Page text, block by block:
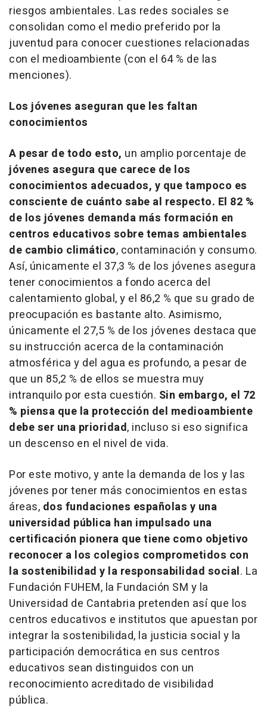
riesgos ambientales. Las redes sociales se
consolidan como el medio preferido por la
juventud para conocer cuestiones relacionadas
con el medioambiente (con el 64 % de las
menciones).
Los jóvenes aseguran que les faltan
conocimientos
A pesar de todo esto, un amplio porcentaje de
jóvenes asegura que carece de los
conocimientos adecuados, y que tampoco es
consciente de cuánto sabe al respecto. El 82 %
de los jóvenes demanda más formación en
centros educativos sobre temas ambientales
de cambio climático, contaminación y consumo.
Así, únicamente el 37,3 % de los jóvenes asegura
tener conocimientos a fondo acerca del
calentamiento global, y el 86,2 % que su grado de
preocupación es bastante alto. Asimismo,
únicamente el 27,5 % de los jóvenes destaca que
su instrucción acerca de la contaminación
atmosférica y del agua es profundo, a pesar de
que un 85,2 % de ellos se muestra muy
intranquilo por esta cuestión. Sin embargo, el 72
% piensa que la protección del medioambiente
debe ser una prioridad, incluso si eso significa
un descenso en el nivel de vida.
Por este motivo, y ante la demanda de los y las
jóvenes por tener más conocimientos en estas
áreas, dos fundaciones españolas y una
universidad pública han impulsado una
certificación pionera que tiene como objetivo
reconocer a los colegios comprometidos con
la sostenibilidad y la responsabilidad social. La
Fundación FUHEM, la Fundación SM y la
Universidad de Cantabria pretenden así que los
centros educativos e institutos que apuestan por
integrar la sostenibilidad, la justicia social y la
participación democrática en sus centros
educativos sean distinguidos con un
reconocimiento acreditado de visibilidad
pública.